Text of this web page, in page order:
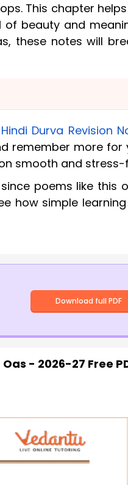
This chapter
beauty and
these notes will
Durva Revision
remember more for
smooth and stress-
poems like this
how simple
Download full PDF
- 2026-27 Free